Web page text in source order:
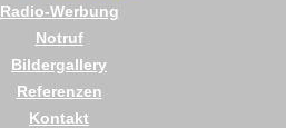
Radio-Werbung
Notruf
Bildergallery
Referenzen
Kontakt